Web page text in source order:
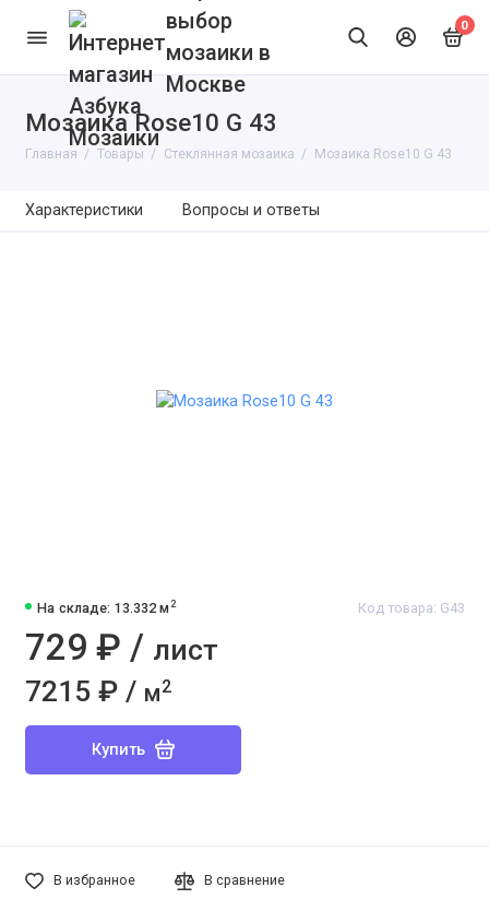
выбор
мозаики в
Москве
0
Мозаика Rose10 G 43
Главная Товары Cтеклянная мозаика Мозаика Rose10 G 43
Характеристики Вопросы и ответы
На складе: 13.332 м2 Код товара: G43
729 ₽ / лист
7215 ₽ / м2
Купить
В избранное В сравнение